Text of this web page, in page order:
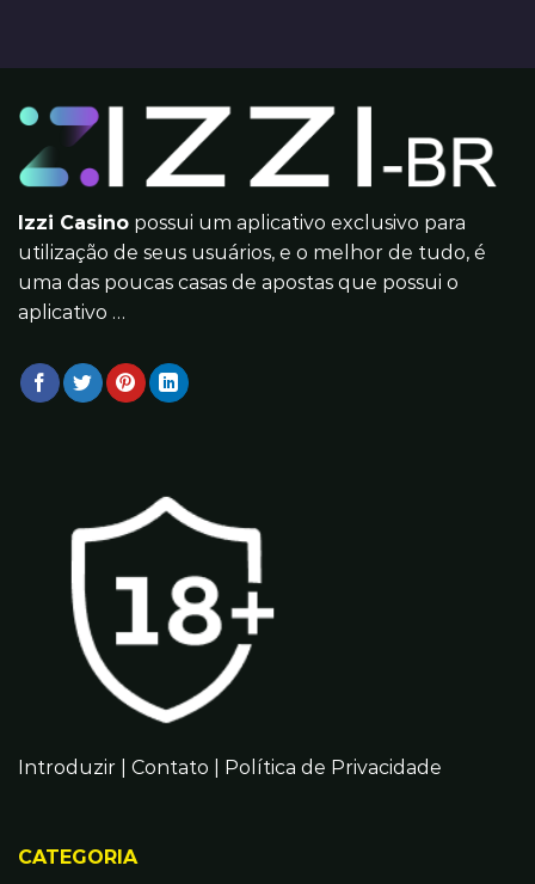
Izzi Casino possui um aplicativo exclusivo para
utilização de seus usuários, e o melhor de tudo, é
uma das poucas casas de apostas que possui o
aplicativo …
Introduzir Contato Política de Privacidade
CATEGORIA